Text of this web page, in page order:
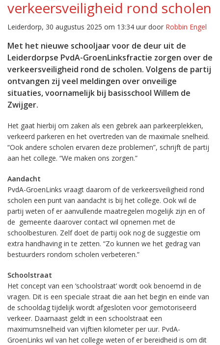
verkeersveiligheid rond scholen
Leiderdorp, 30 augustus 2025 om 13:34 uur door Robbin Engel
Met het nieuwe schooljaar voor de deur uit de
Leiderdorpse PvdA-GroenLinksfractie zorgen over de
verkeersveiligheid rond de scholen. Volgens de partij
ontvangen zij veel meldingen over onveilige
situaties, voornamelijk bij basisschool Willem de
Zwijger.
Het gaat hierbij om zaken als een gebrek aan parkeerplekken,
verkeerd parkeren en het overtreden van de maximale snelheid.
“Ook andere scholen ervaren deze problemen”, schrijft de partij
aan het college. “We maken ons zorgen.”
Aandacht
PvdA-GroenLinks vraagt daarom of de verkeersveiligheid rond
scholen een punt van aandacht is bij het college. Ook wil de
partij weten of er aanvullende maatregelen mogelijk zijn en of
de gemeente daarover contact wil opnemen met de
schoolbesturen. Zelf doet de partij ook nog de suggestie om
extra handhaving in te zetten. “Zo kunnen we het gedrag van
bestuurders rondom scholen verbeteren.”
Schoolstraat
Het concept van een ‘schoolstraat’ wordt ook benoemd in de
vragen. Dit is een speciale straat die aan het begin en einde van
de schooldag tijdelijk wordt afgesloten voor gemotoriseerd
verkeer. Daarnaast geldt in een schoolstraat een
maximumsnelheid van vijftien kilometer per uur. PvdA-
GroenLinks wil van het college weten of er bereidheid is om dit